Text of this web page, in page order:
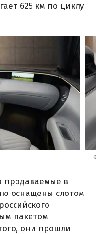
625 км по циклу
продаваемые в
оснащены слотом
пакетом
они прошли